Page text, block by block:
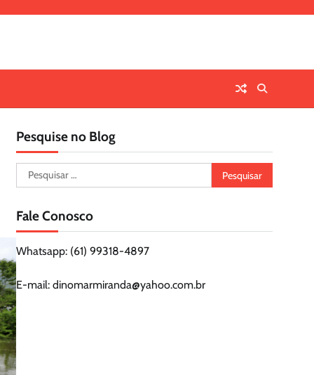
Pesquise no Blog
Pesquisar
por:
Fale Conosco
Whatsapp: (61) 99318-4897
E-mail: dinomarmiranda@yahoo.com.br